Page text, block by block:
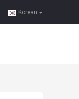
Korean